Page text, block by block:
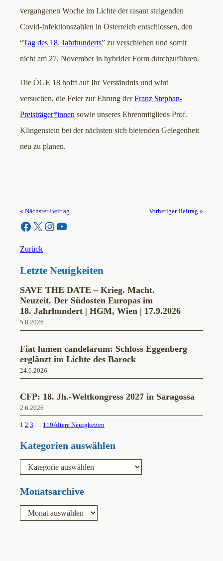
vergangenen Woche im Lichte der rasant steigenden
Covid-Infektionszahlen in Österreich entschlossen, den
“Tag des 18. Jahrhunderts” zu verschieben und somit
nicht am 27. November in hybrider Form durchzuführen.
Die ÖGE 18 hofft auf Ihr Verständnis und wird
versuchen, die Feier zur Ehrung derFranz Stephan-
Preisträger*innen sowie unseres Ehrenmitglieds Prof.
Klingenstein bei der nächsten sich bietenden Gelegenheit
neu zu planen.
« Nächster Beitrag Vorheriger Beitrag »
Facebook X Instagram YouTube
Zurück
Letzte Neuigkeiten
SAVE THE DATE – Krieg. Macht.
Neuzeit. Der Südosten Europas im
18. Jahrhundert | HGM, Wien | 17.9.2026
5.8.2026
Fiat lumen candelarum: Schloss Eggenberg
erglänzt im Lichte des Barock
24.6.2026
CFP: 18. Jh.-Weltkongress 2027 in Saragossa
2.6.2026
1 2 3 … 110Ältere Neuigkeiten
Kategorien auswählen
e
g
i
Monatsarchive